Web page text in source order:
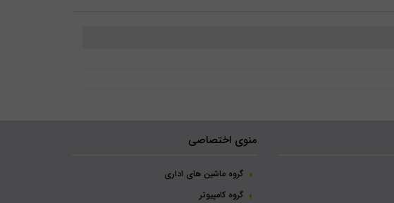
منوی اختصاصی
گروه ماشین های اداری
گروه کامپیوتر